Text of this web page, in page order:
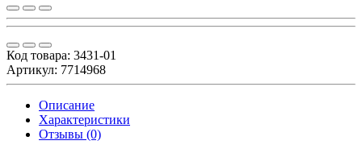
Код товара: 3431-01
Артикул: 7714968
Описание
Характеристики
Отзывы (0)